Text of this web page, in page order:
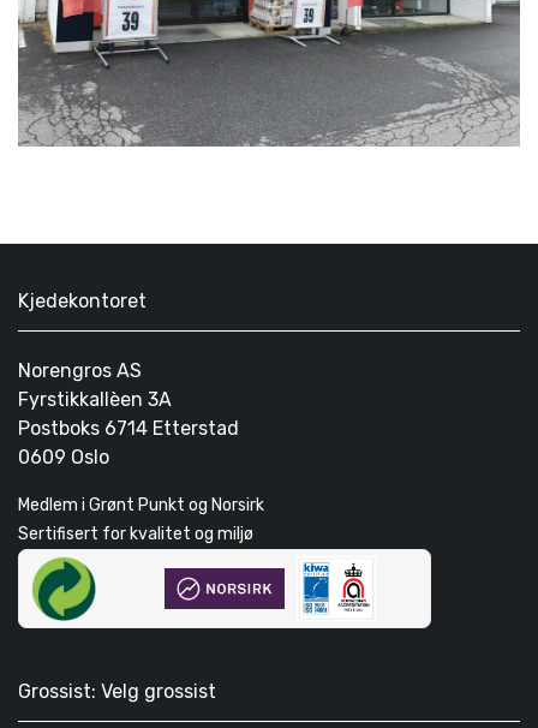
Kjedekontoret
Norengros AS
Fyrstikkallèen 3A
Postboks 6714 Etterstad
0609 Oslo
Medlem i Grønt Punkt og Norsirk
Sertifisert for kvalitet og miljø
Grossist: Velg grossist